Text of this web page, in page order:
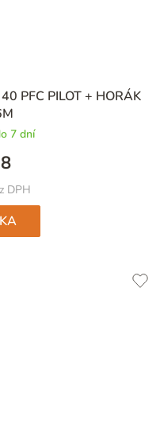
PFC PILOT + HORÁK
7 dní
DPH